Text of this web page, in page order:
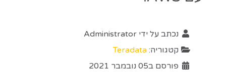
נכתב על ידי Administrator
קטגוריה: Teradata
פורסם ב05 נובמבר 2021